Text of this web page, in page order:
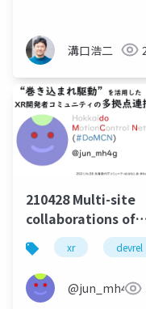
溝口浩二
210428 Multi-site
collaborations of
local XR developer
communities
through "being-
included-driven"
xr devrel
@jun_mh4g